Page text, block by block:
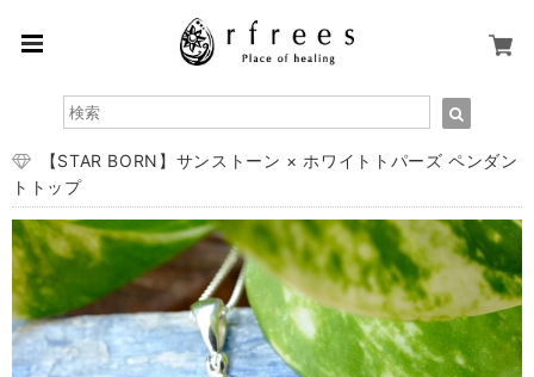
【STAR BORN】サンストーン × ホワイトトパーズ ペンダン
トトップ